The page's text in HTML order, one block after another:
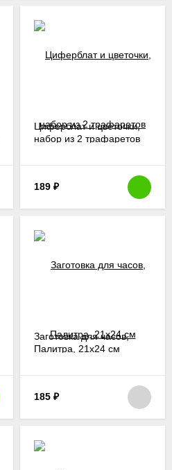
Циферблат и цветочки,
набор из 2 трафаретов
189 ₽
Заготовка для часов,
Палитра, 21х24 см
185 ₽